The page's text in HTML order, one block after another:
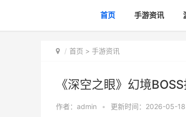
首页 手游资讯
首页 > 手游资讯
《深空之眼》幻境
作者： admin • 更新时间：2026-05-18